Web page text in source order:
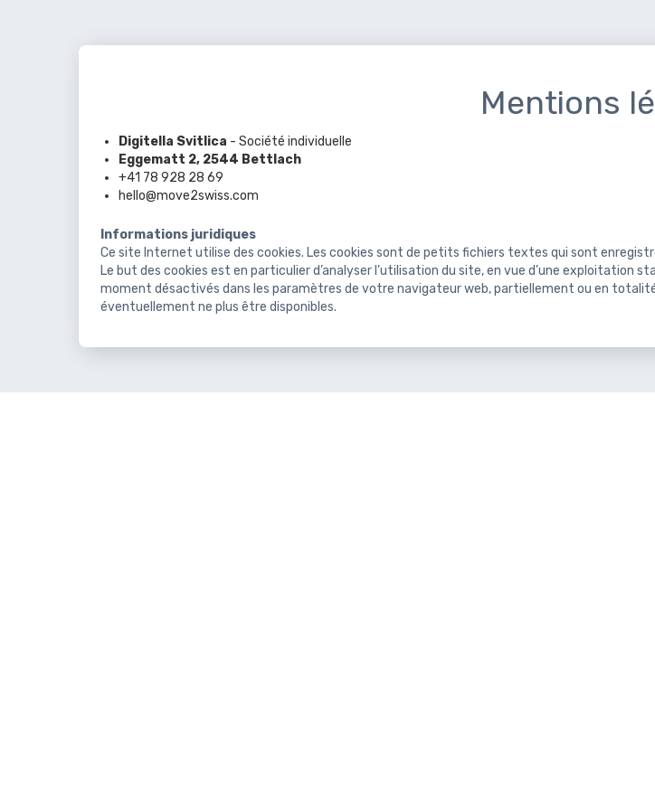
Mentions
Digitella Svitlica - Société individuelle
Eggematt 2, 2544 Bettlach
+41 78 928 28 69
hello@move2swiss.com
Informations juridiques
Ce site Internet utilise des cookies. Les cookies sont de petits fichiers textes qui sont
Le but des cookies est en particulier d’analyser l’utilisation du site, en vue d’une
moment désactivés dans les paramètres de votre navigateur web, partiellement ou en
éventuellement ne plus être disponibles.